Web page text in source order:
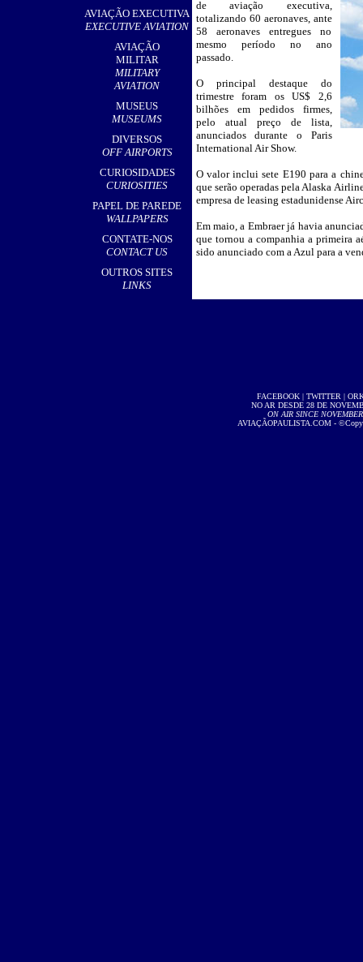
AVIAÇÃO EXECUTIVA
EXECUTIVE AVIATION
AVIAÇÃO
MILITAR
MILITARY
AVIATION
MUSEUS
MUSEUMS
DIVERSOS
OFF AIRPORTS
CURIOSIDADES
CURIOSITIES
PAPEL DE PAREDE
WALLPAPERS
CONTATE-NOS
CONTACT US
OUTROS SITES
LINKS
de aviação executiva,
totalizando 60 aeronaves, ante
58 aeronaves entregues no
mesmo período no ano
passado.
O principal destaque do
trimestre foram os US$ 2,6
bilhões em pedidos firmes,
pelo atual preço de lista,
anunciados durante o Paris
International Air Show.
O valor inclui sete E190 para a
que serão operadas pela Alaska
empresa de leasing estadunidense
Em maio, a Embraer já havia
que tornou a companhia a primeira
sido anunciado com a Azul para a
FACEBOOK| TWITTER |
NO AR DESDE 28 DE
ON AIR SINCE
AVIAÇÃOPAULISTA.COM -